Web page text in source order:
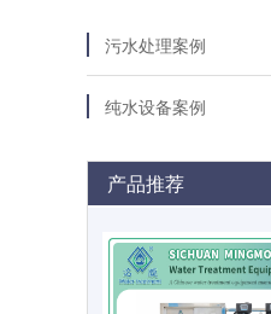
污水处理案例
纯水设备案例
产品推荐